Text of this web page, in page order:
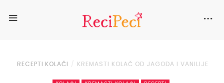
RECEPTI KOLAČI KREMASTI KOLAČ OD JAGODA I VANILIJE